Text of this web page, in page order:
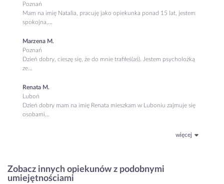
Poznań
Mam na imię Natalia, pracuję jako opiekunka ponad 15 lat, jestem
spokojna,...
Marzena M.
Poznań
Dzień dobry, cieszę się, że do mnie trafiłeś(aś). Jestem psycholożką
ze...
Renata M.
Luboń
Dzień dobry mam na imię Renata mieszkam w Luboniu zajmuje się
osobami...
więcej
Zobacz innych opiekunów z podobnymi
umiejętnościami